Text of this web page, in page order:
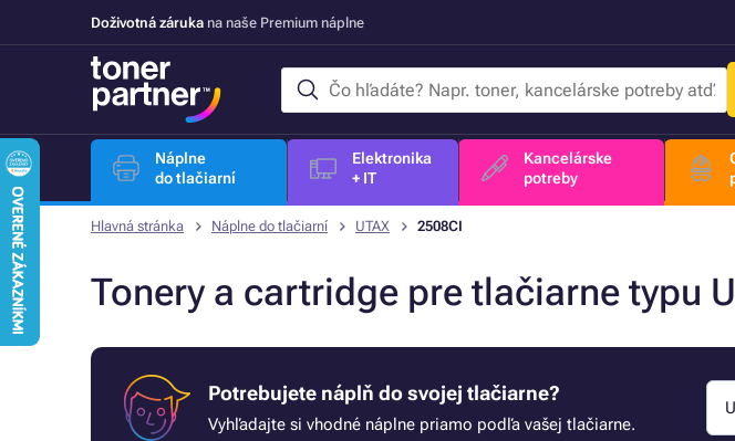
Doživotná záruka na naše Premium náplne
Náplne
do tlačiarní
Elektronika
+ IT
Kancelárske
potreby
Hlavná stránka Náplne do tlačiarní UTAX 2508CI
Tonery a cartridge pre tlačiarne typu
Potrebujete náplň do svojej tlačiarne?
Vyhľadajte si vhodné náplne priamo podľa vašej tlačiarne.